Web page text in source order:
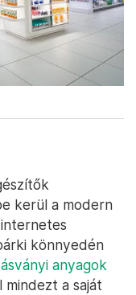
kerül a modern
könnyedén
anyagok
mindezt a saját